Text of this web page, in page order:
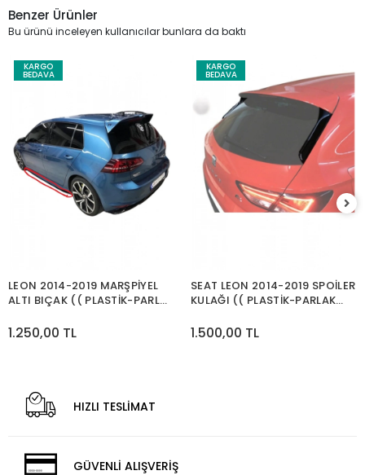
Benzer Ürünler
Bu ürünü inceleyen kullanıcılar bunlara da baktı
KARGO
BEDAVA
LEON 2014-2019 MARŞPİYEL
ALTI BIÇAK (( PLASTİK-PARLAK
1.250,00 TL
KARGO
BEDAVA
SEAT LEON 2014-2019 SPOİLER
KULAĞI (( PLASTİK-PARLAK
1.500,00 TL
HIZLI TESLİMAT
GÜVENLİ ALIŞVERİŞ